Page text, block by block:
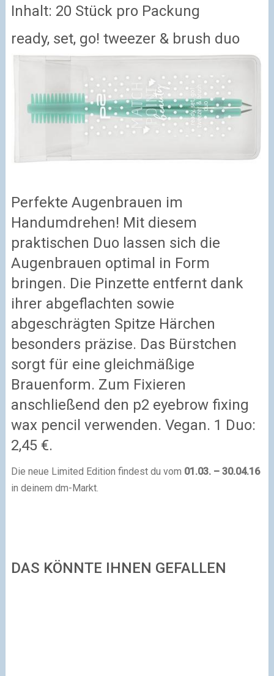
Inhalt: 20 Stück pro Packung
ready, set, go! tweezer & brush duo
Perfekte Augenbrauen im
Handumdrehen! Mit diesem
praktischen Duo lassen sich die
Augenbrauen optimal in Form
bringen. Die Pinzette entfernt dank
ihrer abgeflachten sowie
abgeschrägten Spitze Härchen
besonders präzise. Das Bürstchen
sorgt für eine gleichmäßige
Brauenform. Zum Fixieren
anschließend den p2 eyebrow fixing
wax pencil verwenden. Vegan. 1 Duo:
2,45 €.
Die neue Limited Edition findest du vom 01.03. – 30.04.16
in deinem dm-Markt.
DAS KÖNNTE IHNEN GEFALLEN